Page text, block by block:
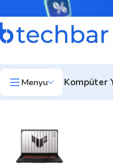
Menyu Kompüter
Ev Noutbuklar